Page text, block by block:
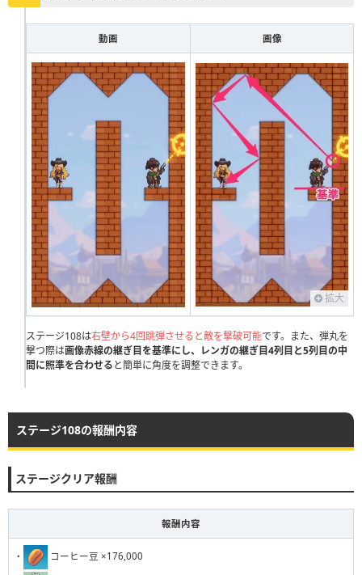
43 48
52 53 54 55 56 57 58 59 60
65 66 68 70
73 75 76 77 78 79 80
82 83 85 86 87 88 90
92 93 95 96 97 98 99 100
101 102 103 105 106 108 110
111 112 113 115 116 117 118 120
121 123 125 126 127 128 130
131 132 133 134 135 136 137 138 139 140
141 142 143 144 145 146 147 148 149 150
151 152 153 154 155 156 157
173 174
181 182 183 184 185 186 187 188 189 190
191 192 193
201 202 203 204 205 206 207 208 209 210
211 212 213 214 215 216 217 218 219 220
221
動画 画像
拡大
ステージ108は右壁から4回跳弾させると敵を撃破可能です。また、弾丸を
撃つ際は画像赤線の継ぎ目を基準にし、レンガの継ぎ目4列目と5列目の中
間に照準を合わせると簡単に角度を調整できます。
ステージ108の報酬内容
ステージクリア報酬
報酬内容
・ コーヒー豆 ×176,000